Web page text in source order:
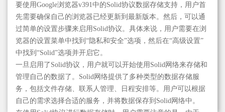
要使用Google浏览器v391中的Solid协议数据存储支持，用户首
先需要确保自己的浏览器已经更新到最新版本。然后，可以通
过简单的设置步骤来启用Solid协议。具体来说，用户需要在浏
览器的设置菜单中找到“隐私和安全”选项，然后在“高级设置”
中找到“Solid”选项并开启它。
一旦启用了Solid协议，用户就可以开始使用Solid网络来存储和
管理自己的数据了。Solid网络提供了多种类型的数据存储服
务，包括文件存储、联系人管理、日程安排等。用户可以根据
自己的需求选择合适的服务，并将数据保存到Solid网络中。